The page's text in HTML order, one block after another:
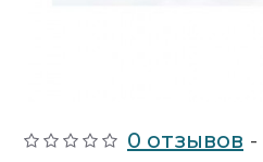
0 отзывов -